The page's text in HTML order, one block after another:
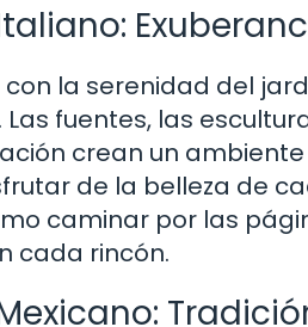
con la serenidad del
Las fuentes, las
crean un
de la belleza de
caminar por las
cada rincón.